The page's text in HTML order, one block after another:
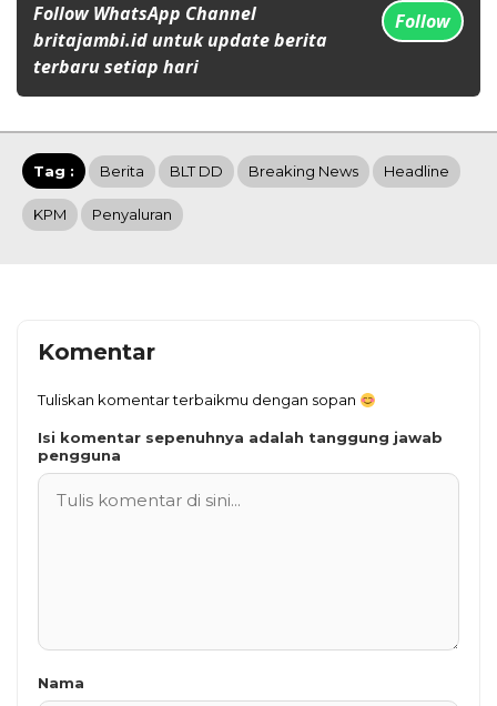
Follow WhatsApp Channel
britajambi.id untuk update berita
terbaru setiap hari
Follow
Tag : Berita BLT DD Breaking News Headline
KPM Penyaluran
Komentar
Tuliskan komentar terbaikmu dengan sopan
Isi komentar sepenuhnya adalah tanggung jawab
pengguna
Nama